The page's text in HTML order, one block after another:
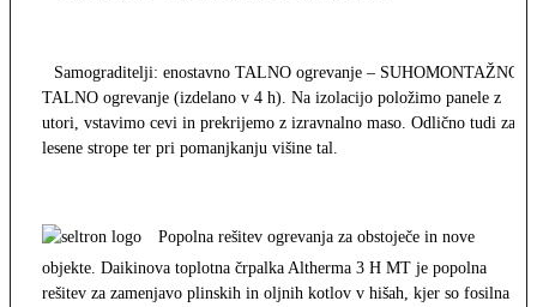
Samograditelji: enostavno TALNO ogrevanje – SUHOMONTAŽNO
TALNO ogrevanje (izdelano v 4 h). Na izolacijo položimo panele z
utori, vstavimo cevi in prekrijemo z izravnalno maso. Odlično tudi za
lesene strope ter pri pomanjkanju višine tal.
Popolna rešitev ogrevanja za obstoječe in nove
objekte. Daikinova toplotna črpalka Altherma 3 H MT je popolna
rešitev za zamenjavo plinskih in oljnih kotlov v hišah, kjer so fosilna